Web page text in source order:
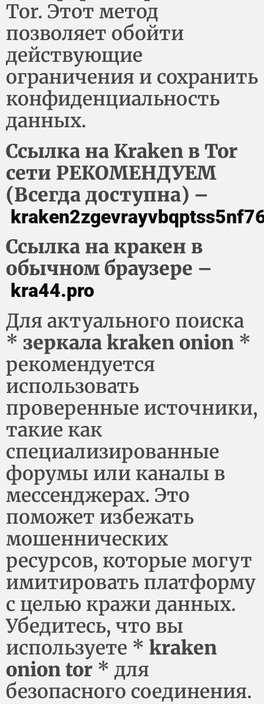
Tor. Этот метод
позволяет обойти
действующие
ограничения и сохранить
конфиденциальность
данных.
Ссылка на Kraken в Tor
сети РЕКОМЕНДУЕМ
(Всегда доступна) –
Ссылка на кракен в
обычном браузере –
kra44.pro
Для актуального поиска
* зеркала kraken onion *
рекомендуется
использовать
проверенные источники,
такие как
специализированные
форумы или каналы в
мессенджерах. Это
поможет избежать
мошеннических
ресурсов, которые могут
имитировать платформу
с целью кражи данных.
Убедитесь, что вы
используете * kraken
onion tor * для
безопасного соединения.